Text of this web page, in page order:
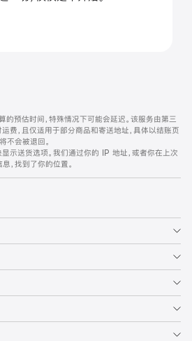
的预估时间，特殊情况下可能会延迟。该服务由第三
费，且仅适用于部分商品和寄送地址，具体以结账页
不会被退回。
示送货选项。我们通过你的 IP 地址，或者你在上次
，找到了你的位置。